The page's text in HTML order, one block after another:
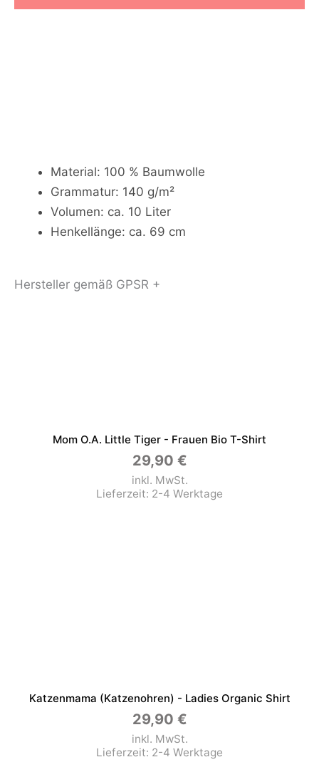
Material: 100 % Baumwolle
Grammatur: 140 g/m²
Volumen: ca. 10 Liter
Henkellänge: ca. 69 cm
Hersteller gemäß GPSR +
Mom O.a. Little Tiger - Frauen Bio T-Shirt
29,90 €
inkl. MwSt.
Lieferzeit: 2-4 Werktage
Katzenmama (Katzenohren) - Ladies Organic Shirt
29,90 €
inkl. MwSt.
Lieferzeit: 2-4 Werktage